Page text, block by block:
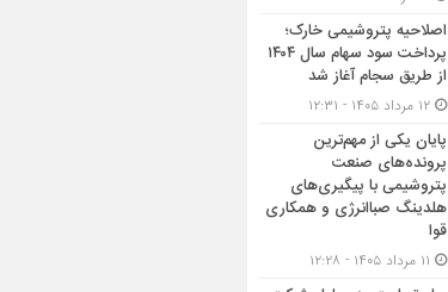
اصلاحیه پتروشیمی خارک؛
پرداخت سود سهام سال ۱۴۰۴
از طریق سجام آغاز شد
پایان یکی از مهم‌ترین
پرونده‌های صنعت
پتروشیمی با پیگیری‌های
هلدینگ صباانرژی و همکاری
قوا